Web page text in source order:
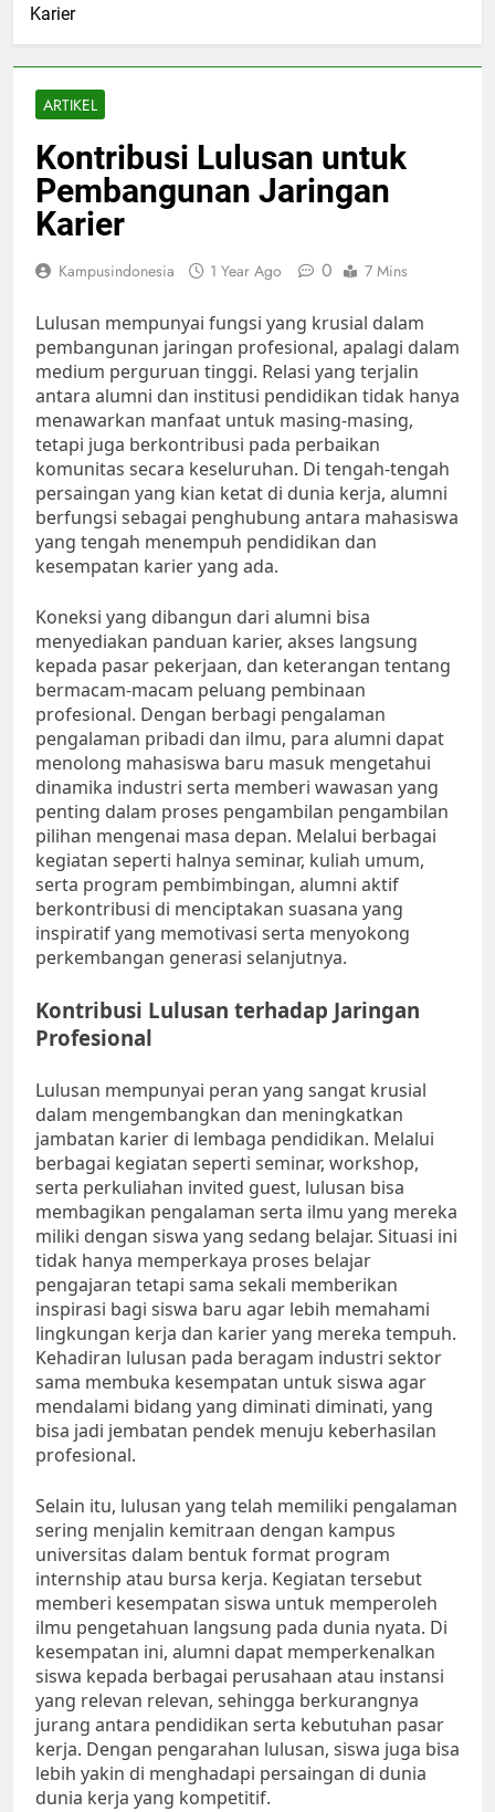
Karier
ARTIKEL
Kontribusi Lulusan untuk
Pembangunan Jaringan
Karier
Kampusindonesia 1 Year Ago 0 7 Mins
Lulusan mempunyai fungsi yang krusial dalam
pembangunan jaringan profesional, apalagi dalam
medium perguruan tinggi. Relasi yang terjalin
antara alumni dan institusi pendidikan tidak hanya
menawarkan manfaat untuk masing-masing,
tetapi juga berkontribusi pada perbaikan
komunitas secara keseluruhan. Di tengah-tengah
persaingan yang kian ketat di dunia kerja, alumni
berfungsi sebagai penghubung antara mahasiswa
yang tengah menempuh pendidikan dan
kesempatan karier yang ada.
Koneksi yang dibangun dari alumni bisa
menyediakan panduan karier, akses langsung
kepada pasar pekerjaan, dan keterangan tentang
bermacam-macam peluang pembinaan
profesional. Dengan berbagi pengalaman
pengalaman pribadi dan ilmu, para alumni dapat
menolong mahasiswa baru masuk mengetahui
dinamika industri serta memberi wawasan yang
penting dalam proses pengambilan pengambilan
pilihan mengenai masa depan. Melalui berbagai
kegiatan seperti halnya seminar, kuliah umum,
serta program pembimbingan, alumni aktif
berkontribusi di menciptakan suasana yang
inspiratif yang memotivasi serta menyokong
perkembangan generasi selanjutnya.
Kontribusi Lulusan terhadap Jaringan
Profesional
Lulusan mempunyai peran yang sangat krusial
dalam mengembangkan dan meningkatkan
jambatan karier di lembaga pendidikan. Melalui
berbagai kegiatan seperti seminar, workshop,
serta perkuliahan invited guest, lulusan bisa
membagikan pengalaman serta ilmu yang mereka
miliki dengan siswa yang sedang belajar. Situasi ini
tidak hanya memperkaya proses belajar
pengajaran tetapi sama sekali memberikan
inspirasi bagi siswa baru agar lebih memahami
lingkungan kerja dan karier yang mereka tempuh.
Kehadiran lulusan pada beragam industri sektor
sama membuka kesempatan untuk siswa agar
mendalami bidang yang diminati diminati, yang
bisa jadi jembatan pendek menuju keberhasilan
profesional.
Selain itu, lulusan yang telah memiliki pengalaman
sering menjalin kemitraan dengan kampus
universitas dalam bentuk format program
internship atau bursa kerja. Kegiatan tersebut
memberi kesempatan siswa untuk memperoleh
ilmu pengetahuan langsung pada dunia nyata. Di
kesempatan ini, alumni dapat memperkenalkan
siswa kepada berbagai perusahaan atau instansi
yang relevan relevan, sehingga berkurangnya
jurang antara pendidikan serta kebutuhan pasar
kerja. Dengan pengarahan lulusan, siswa juga bisa
lebih yakin di menghadapi persaingan di dunia
dunia kerja yang kompetitif.